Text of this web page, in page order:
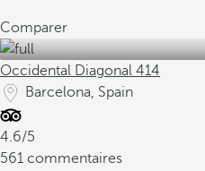
Comparer
Occidental Diagonal 414
Barcelona, Spain
4.6/5
561 commentaires